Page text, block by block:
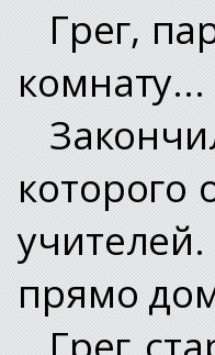
Грег,
комнату...
которого
прямо